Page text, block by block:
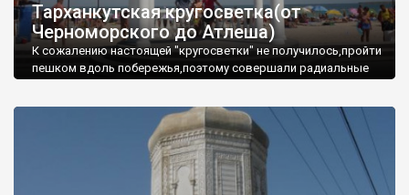
Тарханкутская кругосветка(от
Черноморского до Атлеша)
К сожалению настоящей "кругосветки" не получилось,пройти
пешком вдоль побережья,поэтому совершали радиальные